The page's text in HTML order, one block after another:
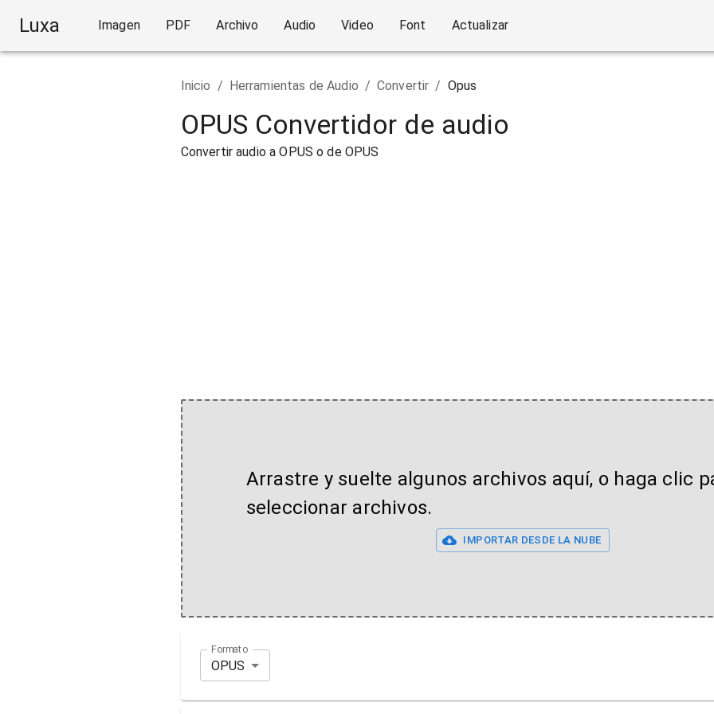
Luxa Imagen PDF Archivo Audio Video Font Actualizar
Inicio / Herramientas de Audio / Convertir / Opus
OPUS Convertidor de audio
Convertir audio a OPUS o de OPUS
Arrastre y suelte algunos archivos aquí, o haga clic
seleccionar archivos.
IMPORTAR DESDE LA NUBE
Formato
OPUS